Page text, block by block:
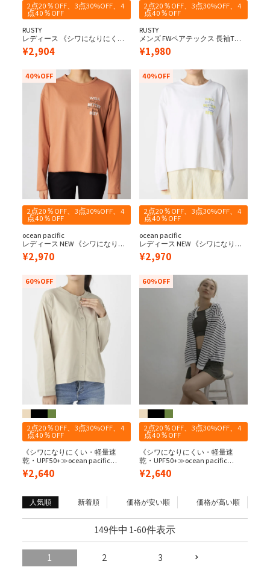
2点20％OFF、3点30%OFF、4
点40％OFF
RUSTY
レディース 《シワになりにく
い・軽量速乾・UPF50+≫ペアテ
ックス 水陸両用 長袖UV Tシャツ
¥2,904
2点20％OFF、3点30%OFF、4
点40％OFF
RUSTY
メンズ FWペアテックス 長袖Tシ
ャツ《シワになりにくい・軽量
速乾・UPF50+≫
¥1,980
2点20％OFF、3点30%OFF、4
点40％OFF
ocean pacific
レディース NEW 《シワになりに
くい・軽量速乾・UPF50+≫ペア
テックス 水陸両用 水陸両用 ロン
40%OFF
¥2,970
2点20％OFF、3点30%OFF、4
点40％OFF
ocean pacific
レディース NEW 《シワになりに
くい・軽量速乾・UPF50+≫ペア
テックス 水陸両用 水陸両用 ロン
40%OFF
¥2,970
2点20％OFF、3点30%OFF、4
点40％OFF
《シワになりにくい・軽量速
乾・UPF50+≫ocean pacific
レディース ペアテックスカーデ
ィガン UVカット/ストレッチ/吸
60%OFF
¥2,640
2点20％OFF、3点30%OFF、4
点40％OFF
《シワになりにくい・軽量速
乾・UPF50+≫ocean pacific
レディース ペアテックスカーデ
ィガン UVカット/ストレッチ/吸
60%OFF
¥2,640
人気順 新着順 価格が安い順 価格が高い順
149件中 1-60件表示
1 2 3